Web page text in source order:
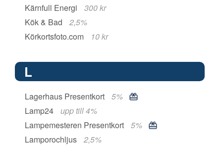
Kärnfull Energi
300 kr
Kök & Bad
2,5%
Körkortsfoto.com
10 kr
L
Lagerhaus Presentkort
5%
Lamp24
upp till 4%
Lampemesteren Presentkort
5%
Lamporochljus
2,5%